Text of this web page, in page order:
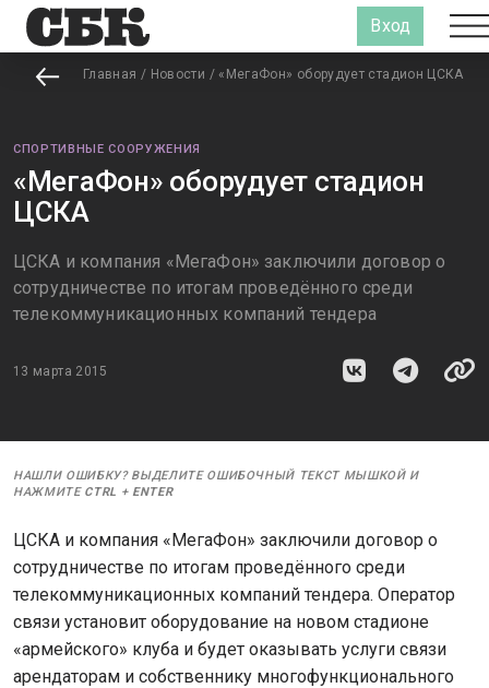
Вход
Главная / Новости / «МегаФон» оборудует стадион ЦСКА
СПОРТИВНЫЕ СООРУЖЕНИЯ
«МегаФон» оборудует стадион
ЦСКА
ЦСКА и компания «МегаФон» заключили договор о
сотрудничестве по итогам проведённого среди
телекоммуникационных компаний тендера
13 марта 2015
НАШЛИ ОШИБКУ? ВЫДЕЛИТЕ ОШИБОЧНЫЙ ТЕКСТ МЫШКОЙ И
НАЖМИТЕ CTRL + ENTER
ЦСКА и компания «МегаФон» заключили договор о
сотрудничестве по итогам проведённого среди
телекоммуникационных компаний тендера. Оператор
связи установит оборудование на новом стадионе
«армейского» клуба и будет оказывать услуги связи
арендаторам и собственнику многофункционального